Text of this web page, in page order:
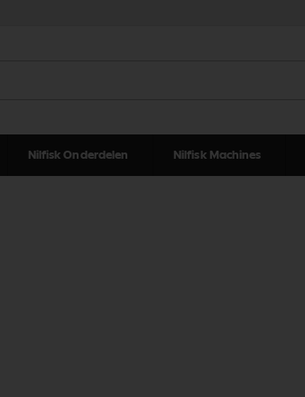
Nilfisk Onderdelen Nilfisk Machines